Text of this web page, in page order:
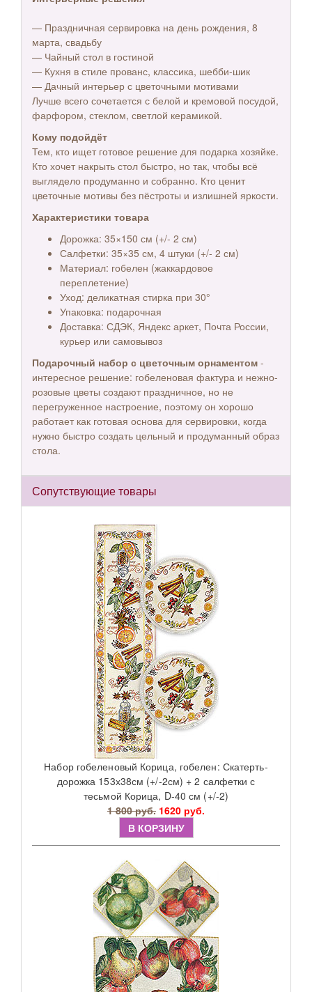
— Праздничная сервировка на день рождения, 8
марта, свадьбу
— Чайный стол в гостиной
— Кухня в стиле прованс, классика, шебби-шик
— Дачный интерьер с цветочными мотивами
Лучше всего сочетается с белой и кремовой посудой,
фарфором, стеклом, светлой керамикой.
Кому подойдёт
Тем, кто ищет готовое решение для подарка хозяйке.
Кто хочет накрыть стол быстро, но так, чтобы всё
выглядело продуманно и собранно. Кто ценит
цветочные мотивы без пёстроты и излишней яркости.
Характеристики товара
Дорожка: 35×150 см (+/- 2 см)
Салфетки: 35×35 см, 4 штуки (+/- 2 см)
Материал: гобелен (жаккардовое
переплетение)
Уход: деликатная стирка при 30°
Упаковка: подарочная
Доставка: СДЭК, Яндекс аркет, Почта России,
курьер или самовывоз
Подарочный набор с цветочным орнаментом -
интересное решение: гобеленовая фактура и нежно-
розовые цветы создают праздничное, но не
перегруженное настроение, поэтому он хорошо
работает как готовая основа для сервировки, когда
нужно быстро создать цельный и продуманный образ
стола.
Сопутствующие товары
Набор гобеленовый Корица, гобелен: Скатерть-
дорожка 153х38см (+/-2см) + 2 салфетки с
тесьмой Корица, D-40 см (+/-2)
1 800 руб. 1620 руб.
В КОРЗИНУ